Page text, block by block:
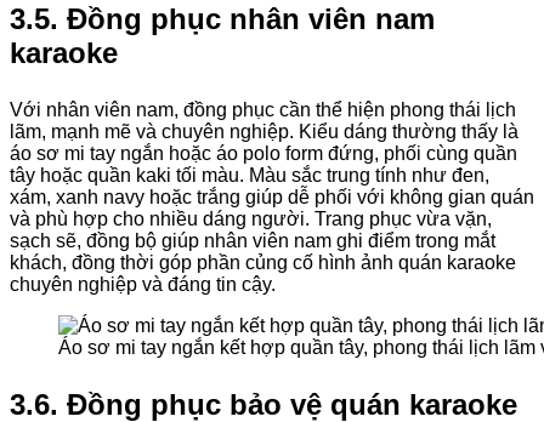
3.5. Đồng phục nhân viên nam
karaoke
Với nhân viên nam, đồng phục cần thể hiện phong thái lịch
lãm, mạnh mẽ và chuyên nghiệp. Kiểu dáng thường thấy là
áo sơ mi tay ngắn hoặc áo polo form đứng, phối cùng quần
tây hoặc quần kaki tối màu. Màu sắc trung tính như đen,
xám, xanh navy hoặc trắng giúp dễ phối với không gian quán
và phù hợp cho nhiều dáng người. Trang phục vừa vặn,
sạch sẽ, đồng bộ giúp nhân viên nam ghi điểm trong mắt
khách, đồng thời góp phần củng cố hình ảnh quán karaoke
chuyên nghiệp và đáng tin cậy.
Áo sơ mi tay ngắn kết hợp quần tây, phong thái lịch lãm
3.6. Đồng phục bảo vệ quán karaoke